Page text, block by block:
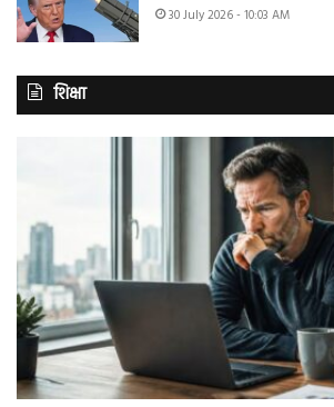
30 July 2026 - 10:03 AM
शिक्षा